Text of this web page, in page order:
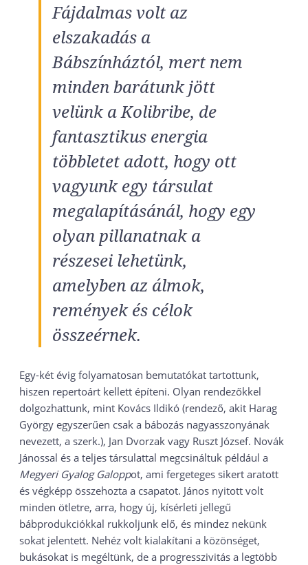
Fájdalmas volt az
elszakadás a
Bábszínháztól, mert nem
minden barátunk jött
velünk a Kolibribe, de
fantasztikus energia
többletet adott, hogy ott
vagyunk egy társulat
megalapításánál, hogy egy
olyan pillanatnak a
részesei lehetünk,
amelyben az álmok,
remények és célok
összeérnek.
Egy-két évig folyamatosan bemutatókat tartottunk,
hiszen repertoárt kellett építeni. Olyan rendezőkkel
dolgozhattunk, mint Kovács Ildikó (rendező, akit Harag
György egyszerűen csak a bábozás nagyasszonyának
nevezett, a szerk.), Jan Dvorzak vagy Ruszt József. Novák
Jánossal és a teljes társulattal megcsináltuk például a
Megyeri Gyalog Galoppot, ami fergeteges sikert aratott
és végképp összehozta a csapatot. János nyitott volt
minden ötletre, arra, hogy új, kísérleti jellegű
bábprodukciókkal rukkoljunk elő, és mindez nekünk
sokat jelentett. Nehéz volt kialakítani a közönséget,
bukásokat is megéltünk, de a progresszivitás a legtöbb